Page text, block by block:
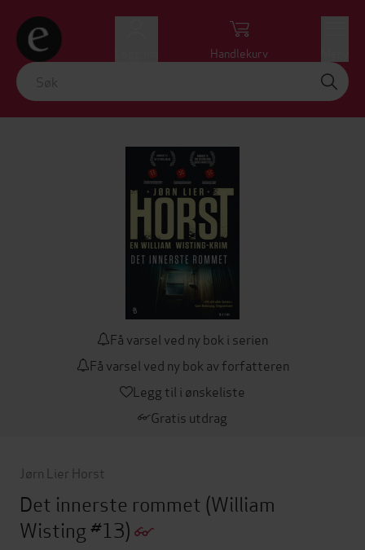
Handlekurv
Få varsel ved ny bok i serien
Få varsel ved ny bok av forfatteren
Legg til i ønskeliste
Gratis utdrag
Jørn Lier Horst
Det innerste rommet (William
Wisting #13)